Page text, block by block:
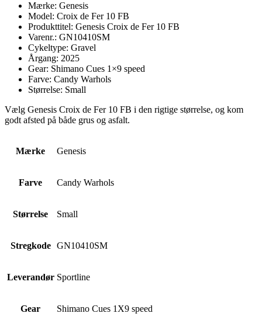
Mærke: Genesis
Model: Croix de Fer 10 FB
Produkttitel: Genesis Croix de Fer 10 FB
Varenr.: GN10410SM
Cykeltype: Gravel
Årgang: 2025
Gear: Shimano Cues 1×9 speed
Farve: Candy Warhols
Størrelse: Small
Vælg Genesis Croix de Fer 10 FB i den rigtige størrelse, og kom
godt afsted på både grus og asfalt.
Mærke Genesis
Farve Candy Warhols
Størrelse Small
Stregkode GN10410SM
Leverandør Sportline
Gear Shimano Cues 1X9 speed